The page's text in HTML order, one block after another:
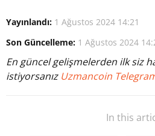
Yayınlandı: 1 Ağustos 2024 14:21
Son Güncelleme: 1 Ağustos 2024
En güncel gelişmelerden ilk siz
istiyorsanız Uzmancoin
In this